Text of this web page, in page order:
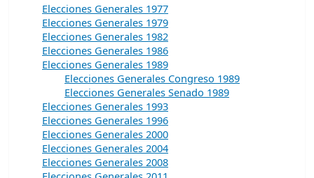
Elecciones Generales 1977
Elecciones Generales 1979
Elecciones Generales 1982
Elecciones Generales 1986
Elecciones Generales 1989
Elecciones Generales Congreso 1989
Elecciones Generales Senado 1989
Elecciones Generales 1993
Elecciones Generales 1996
Elecciones Generales 2000
Elecciones Generales 2004
Elecciones Generales 2008